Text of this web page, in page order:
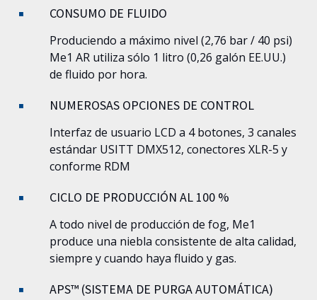
CONSUMO DE FLUIDO
Produciendo a máximo nivel (2,76 bar / 40 psi)
Me1 AR utiliza sólo 1 litro (0,26 galón EE.UU.)
de fluido por hora.
NUMEROSAS OPCIONES DE CONTROL
Interfaz de usuario LCD a 4 botones, 3 canales
estándar USITT DMX512, conectores XLR-5 y
conforme RDM
CICLO DE PRODUCCIÓN AL 100 %
A todo nivel de producción de fog, Me1
produce una niebla consistente de alta calidad,
siempre y cuando haya fluido y gas.
APS™ (SISTEMA DE PURGA AUTOMÁTICA)